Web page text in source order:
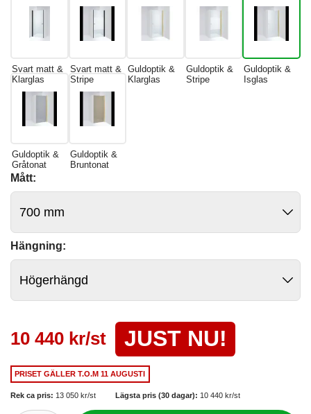
Svart matt &
Klarglas
Svart matt &
Stripe
Guldoptik &
Klarglas
Guldoptik &
Stripe
Guldoptik &
Isglas
Guldoptik &
Gråtonat
Guldoptik &
Bruntonat
Mått:
Hängning:
10 440 kr/st JUST NU!
PRISET GÄLLERT.O.M 11 AUGUSTI
Rek ca pris: 13 050 kr/st Lägsta pris (30 dagar): 10 440 kr/st